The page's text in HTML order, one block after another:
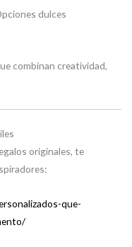
dulces
combinan creatividad,
originales, te
que-